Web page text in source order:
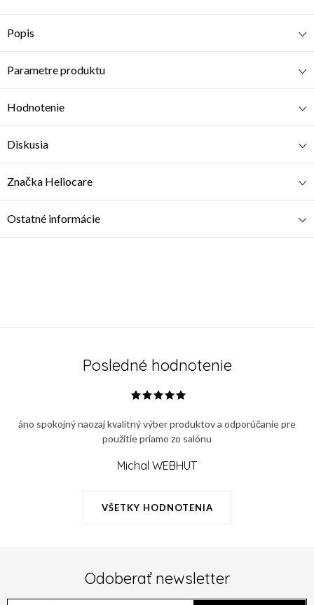
Popis
Parametre produktu
Hodnotenie
Diskusia
Značka Heliocare
Ostatné informácie
Posledné hodnotenie
VŠETKY HODNOTENIA
áno spokojný naozaj kvalitný výber produktov a odporúčanie pre
použitie priamo zo salónu
Michal WEBHUT
Odoberať newsletter